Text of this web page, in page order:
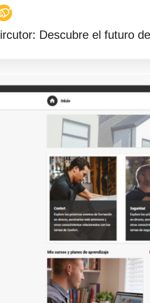
Descubre el futuro